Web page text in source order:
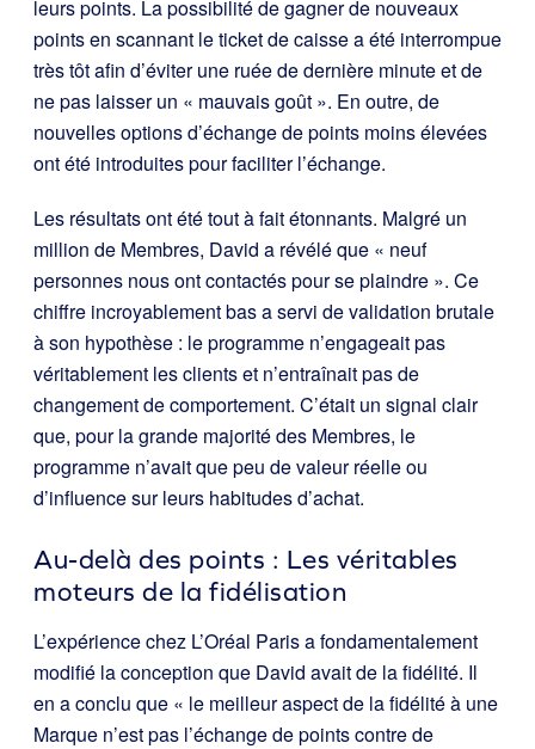
leurs points. La possibilité de gagner de nouveaux
points en scannant le ticket de caisse a été interrompue
très tôt afin d’éviter une ruée de dernière minute et de
ne pas laisser un « mauvais goût ». En outre, de
nouvelles options d’échange de points moins élevées
ont été introduites pour faciliter l’échange.
Les résultats ont été tout à fait étonnants. Malgré un
million de Membres, David a révélé que « neuf
personnes nous ont contactés pour se plaindre ». Ce
chiffre incroyablement bas a servi de validation brutale
à son hypothèse : le programme n’engageait pas
véritablement les clients et n’entraînait pas de
changement de comportement. C’était un signal clair
que, pour la grande majorité des Membres, le
programme n’avait que peu de valeur réelle ou
d’influence sur leurs habitudes d’achat.
Au-delà des points : Les véritables
moteurs de la fidélisation
L’expérience chez L’Oréal Paris a fondamentalement
modifié la conception que David avait de la fidélité. Il
en a conclu que « le meilleur aspect de la fidélité à une
Marque n’est pas l’échange de points contre de